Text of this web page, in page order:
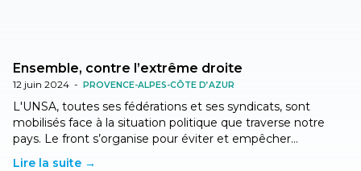
Ensemble, contre l’extrême droite
12 juin 2024 - PROVENCE-ALPES-CÔTE D’AZUR
L'UNSA, toutes ses fédérations et ses syndicats, sont
mobilisés face à la situation politique que traverse notre
pays. Le front s’organise pour éviter et empêcher…
Lire la suite →